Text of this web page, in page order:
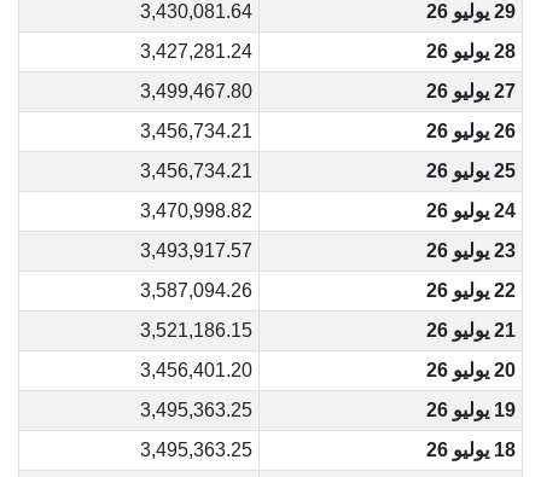
29 يوليو 26
3,430,081.64
28 يوليو 26
3,427,281.24
27 يوليو 26
3,499,467.80
26 يوليو 26
3,456,734.21
25 يوليو 26
3,456,734.21
24 يوليو 26
3,470,998.82
23 يوليو 26
3,493,917.57
22 يوليو 26
3,587,094.26
21 يوليو 26
3,521,186.15
20 يوليو 26
3,456,401.20
19 يوليو 26
3,495,363.25
18 يوليو 26
3,495,363.25